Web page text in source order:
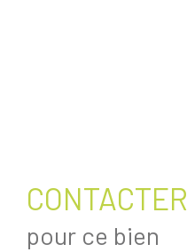
CONTACTER
pour ce bien